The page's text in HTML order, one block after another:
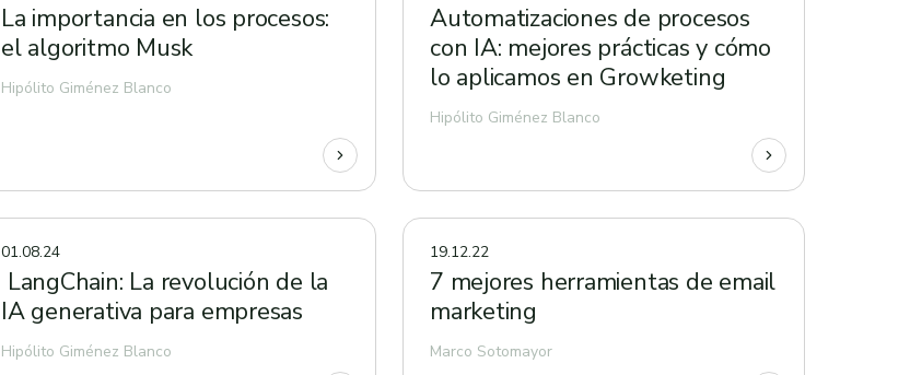
La importancia en los procesos:
el algoritmo Musk
Hipólito Giménez Blanco
Automatizaciones de procesos
con IA: mejores prácticas y cómo
lo aplicamos en Growketing
Hipólito Giménez Blanco
01.08.24
LangChain: La revolución de la
IA generativa para empresas
Hipólito Giménez Blanco
19.12.22
7 mejores herramientas de email
marketing
Marco Sotomayor